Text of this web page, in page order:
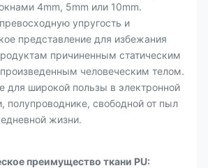
4mm, 5mm или 10mm.
упругость и
представление для избежания
причиненным статическим
человеческим телом.
для широкой пользы в электронной
полупроводнике, свободной от пыл
жизни.
преимущество ткани PU: